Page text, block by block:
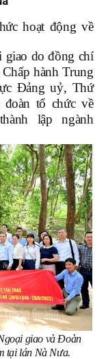
hoạt động về
giao do đồng chí
hành Trung
Đảng uỷ, Thứ
tổ chức về
lập ngành
giao và Đoàn
tại lán Nà Nưa.